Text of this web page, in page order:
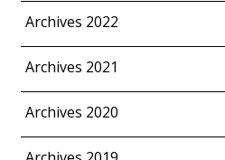
Archives 2022
Archives 2021
Archives 2020